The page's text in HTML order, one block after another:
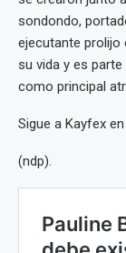
sondondo,
ejecutante prolijo
su vida y es
como principal
Sigue a Kayfex
(ndp).